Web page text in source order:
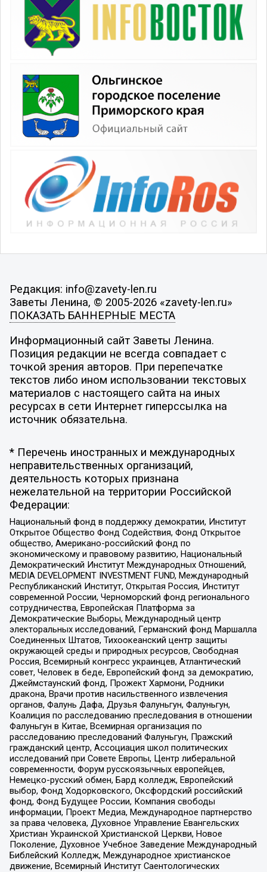
Редакция: info@zavety-len.ru
Заветы Ленина, © 2005-2026 «zavety-len.ru»
ПОКАЗАТЬ БАННЕРНЫЕ МЕСТА
Информационный сайт Заветы Ленина.
Позиция редакции не всегда совпадает с
точкой зрения авторов. При перепечатке
текстов либо ином использовании текстовых
материалов с настоящего сайта на иных
ресурсах в сети Интернет гиперссылка на
источник обязательна.
* Перечень иностранных и международных
неправительственных организаций,
деятельность которых признана
нежелательной на территории Российской
Федерации:
Национальный фонд в поддержку демократии, Институт
Открытое Общество Фонд Содействия, Фонд Открытое
общество, Американо-российский фонд по
экономическому и правовому развитию, Национальный
Демократический Институт Международных Отношений,
MEDIA DEVELOPMENT INVESTMENT FUND, Международный
Республиканский Институт, Открытая Россия, Институт
современной России, Черноморский фонд регионального
сотрудничества, Европейская Платформа за
Демократические Выборы, Международный центр
электоральных исследований, Германский фонд Маршалла
Соединенных Штатов, Тихоокеанский центр защиты
окружающей среды и природных ресурсов, Свободная
Россия, Всемирный конгресс украинцев, Атлантический
совет, Человек в беде, Европейский фонд за демократию,
Джеймстаунский фонд, Прожект Хармони, Родники
дракона, Врачи против насильственного извлечения
органов, Фалунь Дафа, Друзья Фалуньгун, Фалуньгун,
Коалиция по расследованию преследования в отношении
Фалуньгун в Китае, Всемирная организация по
расследованию преследований Фалуньгун, Пражский
гражданский центр, Ассоциация школ политических
исследований при Совете Европы, Центр либеральной
современности, Форум русскоязычных европейцев,
Немецко-русский обмен, Бард колледж, Европейский
выбор, Фонд Ходорковского, Оксфордский российский
фонд, Фонд Будущее России, Компания свободы
информации, Проект Медиа, Международное партнерство
за права человека, Духовное Управление Евангельских
Христиан Украинской Христианской Церкви, Новое
Поколение, Духовное Учебное Заведение Международный
Библейский Колледж, Международное христианское
движение, Всемирный Институт Саентологических